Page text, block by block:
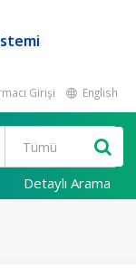
Girişi English
Detaylı Arama